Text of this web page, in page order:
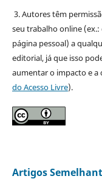
3. Autores têm
seu trabalho online
página pessoal) a
editorial, já que isso
aumentar o impacto e a
do Acesso Livre).
Artigos